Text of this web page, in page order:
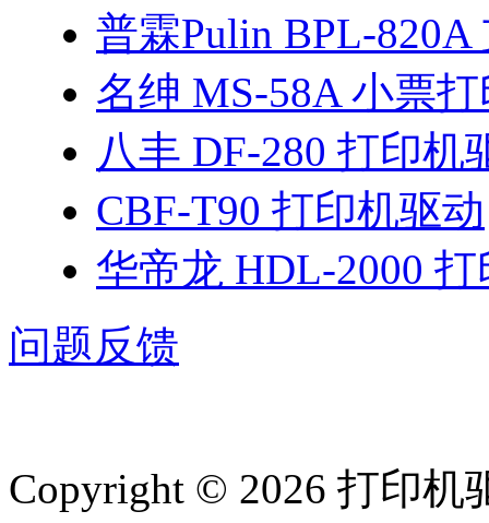
普霖Pulin BPL-820A
名绅 MS-58A 小票
八丰 DF-280 打印机
CBF-T90 打印机驱动
华帝龙 HDL-2000
问题反馈
Copyright © 2026 打印